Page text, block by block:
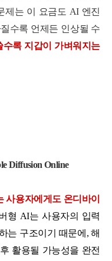
제는 이 요금도 AI 엔진
수록 언제든 인상될 수
록 지갑이 가벼워지는
Diffusion Online
사용자에게도 온디바이
형 AI는 사용자의 입력
는 구조이기 때문에, 해
활용될 가능성을 완전